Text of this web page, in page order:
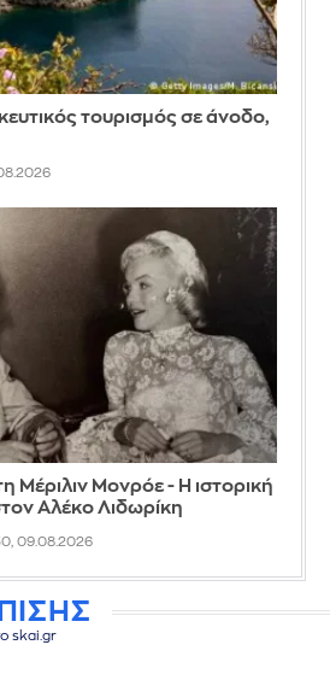
τουρισμός σε άνοδο,
Μέριλιν Μονρόε - Η ιστορική
Αλέκο Λιδωρίκη
09.08.2026
skai.gr